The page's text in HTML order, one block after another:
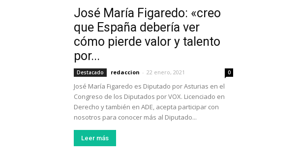
José María Figaredo: «creo
que España debería ver
cómo pierde valor y talento
por...
Destacado redaccion - 22 enero, 2021 0
José María Figaredo es Diputado por Asturias en el
Congreso de los Diputados por VOX. Licenciado en
Derecho y también en ADE, acepta participar con
nosotros para conocer más al Diputado...
Leer más